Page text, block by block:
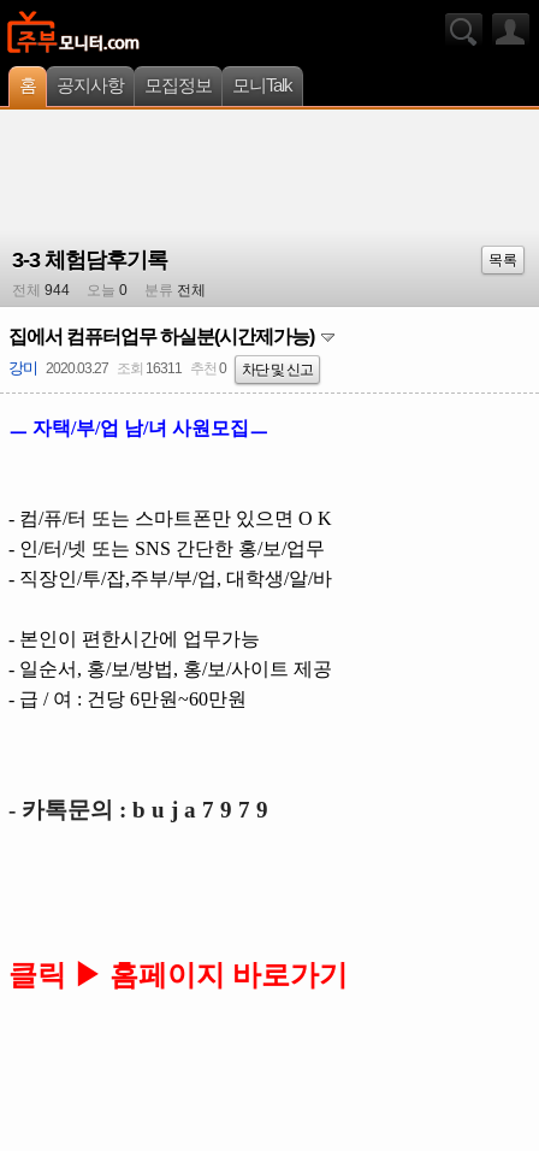
홈 공지사항 모집정보 모니Talk
3-3 체험담후기록
목록
전체 944 오늘 0 분류 전체
집에서 컴퓨터업무 하실분(시간제가능)
강미 2020.03.27 조회 16311 추천 0 차단 및 신고
ㅡ 자택/부/업 남/녀 사원모집ㅡ
- 컴/퓨/터 또는 스마트폰만 있으면 O K
- 인/터/넷 또는 SNS 간단한 홍/보/업무
- 직장인/투/잡,주부/부/업, 대학생/알/바
- 본인이 편한시간에 업무가능
- 일순서, 홍/보/방법, 홍/보/사이트 제공
- 급 / 여 : 건당 6만원~60만원
- 카톡문의 : b u j a 7 9 7 9
클릭 ▶ 홈페이지 바로가기